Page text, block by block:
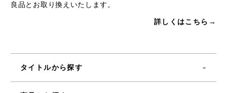
良品とお取り換えいたします。
詳しくはこちら→
タイトルから探す